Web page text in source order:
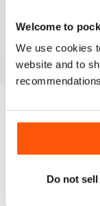
Welcome to
We use cookies
website and to
Do not